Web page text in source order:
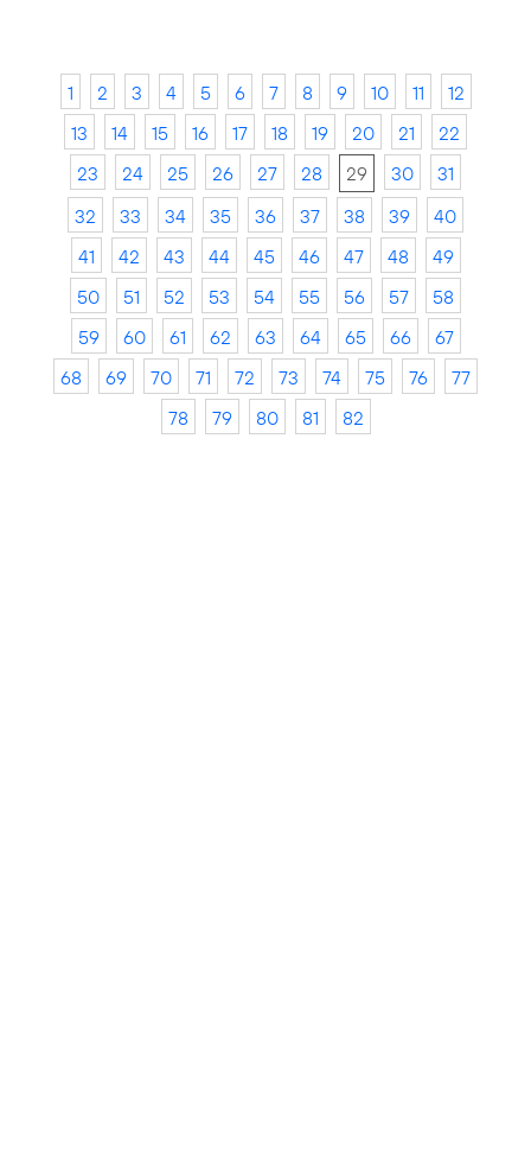
1 2 3 4 5 6 7 8 9 10 11
12
13
14 15 16 17 18 19 20 21
22
23
24 25 26 27 28 29 30
31
32
33 34 35 36 37 38 39
40
41
42 43 44 45 46 47 48
49
50
51 52 53 54 55 56 57
58
59
60 61 62 63 64 65 66
67
68
69 70 71 72 73 74 75 76
77
78
79 80 81 82